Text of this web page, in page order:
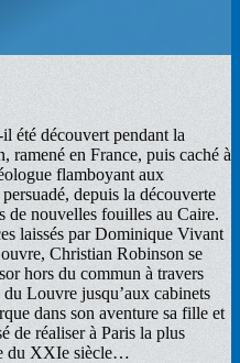
été découvert pendant la
ramené en France, puis caché à
flamboyant aux
depuis la découverte
de nouvelles fouilles au Caire.
laissés par Dominique Vivant
Christian Robinson se
hors du commun à travers
du Louvre jusqu’aux cabinets
dans son aventure sa fille et
de réaliser à Paris la plus
du XXIe siècle…